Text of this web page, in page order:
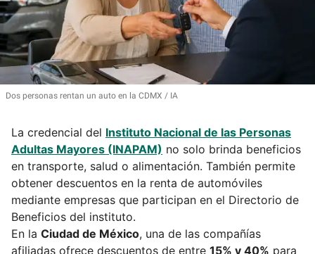
Dos personas rentan un auto en la CDMX IA
La credencial del Instituto Nacional de las Personas
Adultas Mayores (INAPAM) no solo brinda beneficios
en transporte, salud o alimentación. También permite
obtener descuentos en la renta de automóviles
mediante empresas que participan en el Directorio de
Beneficios del instituto.
En la Ciudad de México, una de las compañías
afiliadas ofrece descuentos de entre 15% y 40% para